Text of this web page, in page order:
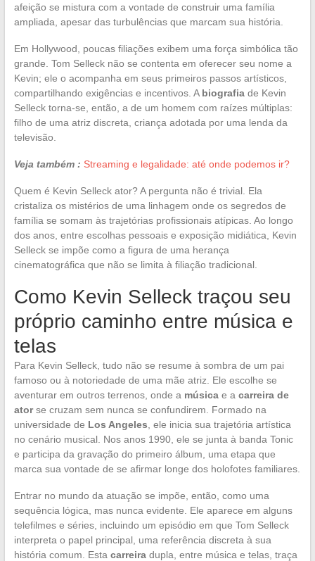
afeição se mistura com a vontade de construir uma família
ampliada, apesar das turbulências que marcam sua história.
Em Hollywood, poucas filiações exibem uma força simbólica tão
grande. Tom Selleck não se contenta em oferecer seu nome a
Kevin; ele o acompanha em seus primeiros passos artísticos,
compartilhando exigências e incentivos. A biografiade Kevin
Selleck torna-se, então, a de um homem com raízes múltiplas:
filho de uma atriz discreta, criança adotada por uma lenda da
televisão.
Veja também : Streaming e legalidade: até onde podemos ir?
Quem é Kevin Selleck ator? A pergunta não é trivial. Ela
cristaliza os mistérios de uma linhagem onde os segredos de
família se somam às trajetórias profissionais atípicas. Ao longo
dos anos, entre escolhas pessoais e exposição midiática, Kevin
Selleck se impõe como a figura de uma herança
cinematográfica que não se limita à filiação tradicional.
Como Kevin Selleck traçou seu
próprio caminho entre música e
telas
Para Kevin Selleck, tudo não se resume à sombra de um pai
famoso ou à notoriedade de uma mãe atriz. Ele escolhe se
aventurar em outros terrenos, onde a músicae a carreira de
atorse cruzam sem nunca se confundirem. Formado na
universidade de Los Angeles , ele inicia sua trajetória artística
no cenário musical. Nos anos 1990, ele se junta à banda Tonic
e participa da gravação do primeiro álbum, uma etapa que
marca sua vontade de se afirmar longe dos holofotes familiares.
Entrar no mundo da atuação se impõe, então, como uma
sequência lógica, mas nunca evidente. Ele aparece em alguns
telefilmes e séries, incluindo um episódio em que Tom Selleck
interpreta o papel principal, uma referência discreta à sua
história comum. Esta carreiradupla, entre música e telas, traça